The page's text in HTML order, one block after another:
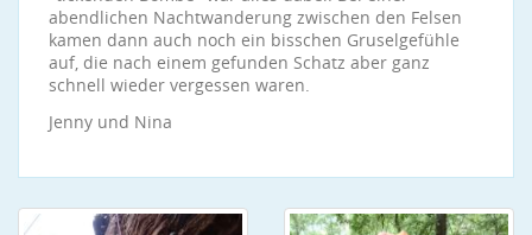
abendlichen Nachtwanderung zwischen den Felsen
kamen dann auch noch ein bisschen Gruselgefühle
auf, die nach einem gefunden Schatz aber ganz
schnell wieder vergessen waren.
Jenny und Nina